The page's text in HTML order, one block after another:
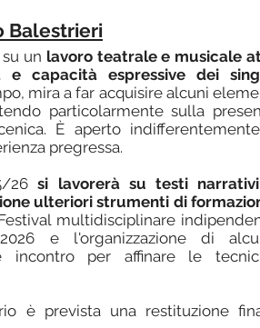
Balestrieri
un lavoro teatrale e musicale
e capacità espressive dei
mira a far acquisire alcuni
particolarmente sulla
È aperto
pregressa.
26si lavorerà su testi
ulteriori strumenti di
multidisciplinare
e l'organizzazione di
incontro per affinare le
è prevista una restituzione